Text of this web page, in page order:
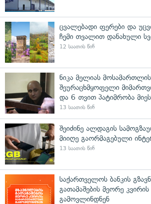
ცვალებადი ფერები და
ჩემი თვალით დანახული
12 საათის წინ
ნიკა მელიას
შეურაცხმყოფელი
და 6 თვით პატიმრობა
13 საათის წინ
შეიძინე ალდაგის
მიიღე გაორმაგებული
13 საათის წინ
საქართველოს ბანკის
გათამაშების მეორე
გამოვლინდნენ